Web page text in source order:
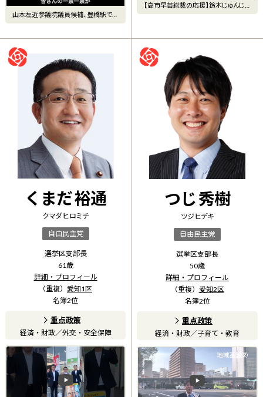
山本左近参議院議員候補、豊橋駅で最
後のお願い
【高市早苗総裁の応援】鈴木じゅんじ
街頭演説会(衆議院・愛知7
くまだ 裕通
クマダ ヒロミチ
自由民主党
選挙区支部長
61歳
詳細・プロフィール
（重複） 愛知1区
名簿2位
重点政策
経済・財政／外交・安全保障
つじ 秀樹
ツジ ヒデキ
自由民主党
選挙区支部長
50歳
詳細・プロフィール
（重複） 愛知2区
名簿2位
重点政策
経済・財政／子育て・教育